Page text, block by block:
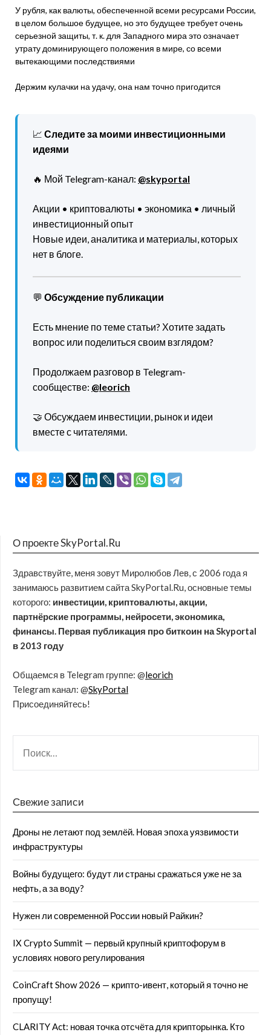
У рубля, как валюты, обеспеченной всеми ресурсами России,
в целом большое будущее, но это будущее требует очень
серьезной защиты, т. к. для Западного мира это означает
утрату доминирующего положения в мире, со всеми
вытекающими последствиями
Держим кулачки на удачу, она нам точно пригодится
📈 Следите за моими инвестиционными
идеями
🔥 Мой Telegram-канал: @skyportal
Акции • криптовалюты • экономика • личный
инвестиционный опыт
Новые идеи, аналитика и материалы, которых
нет в блоге.
💬 Обсуждение публикации
Есть мнение по теме статьи? Хотите задать
вопрос или поделиться своим взглядом?
Продолжаем разговор в Telegram-
сообществе: @leorich
🤝 Обсуждаем инвестиции, рынок и идеи
вместе с читателями.
О проекте SkyPortal.Ru
Здравствуйте, меня зовут Миролюбов Лев, с 2006 года я
занимаюсь развитием сайта SkyPortal.Ru, основные темы
которого: инвестиции, криптовалюты, акции,
партнёрские программы, нейросети, экономика,
финансы. Первая публикация про биткоин на Skyportal
в 2013 году
Общаемся в Telegram группе: @leorich
Telegram канал: @SkyPortal
Присоединяйтесь!
Свежие записи
Дроны не летают под землёй. Новая эпоха уязвимости
инфраструктуры
Войны будущего: будут ли страны сражаться уже не за
нефть, а за воду?
Нужен ли современной России новый Райкин?
IX Crypto Summit — первый крупный криптофорум в
условиях нового регулирования
CoinCraft Show 2026 — крипто-ивент, который я точно не
пропущу!
CLARITY Act: новая точка отсчёта для крипторынка. Кто